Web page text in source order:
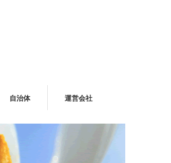
自治体 運営会社